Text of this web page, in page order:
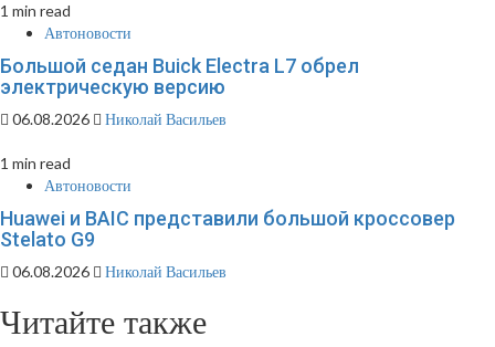
1 min read
Автоновости
Большой седан Buick Electra L7 обрел
электрическую версию
06.08.2026 Николай Васильев
1 min read
Автоновости
Huawei и BAIC представили большой кроссовер
Stelato G9
06.08.2026 Николай Васильев
Читайте также